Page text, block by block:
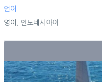
언어
영어, 인도네시아어